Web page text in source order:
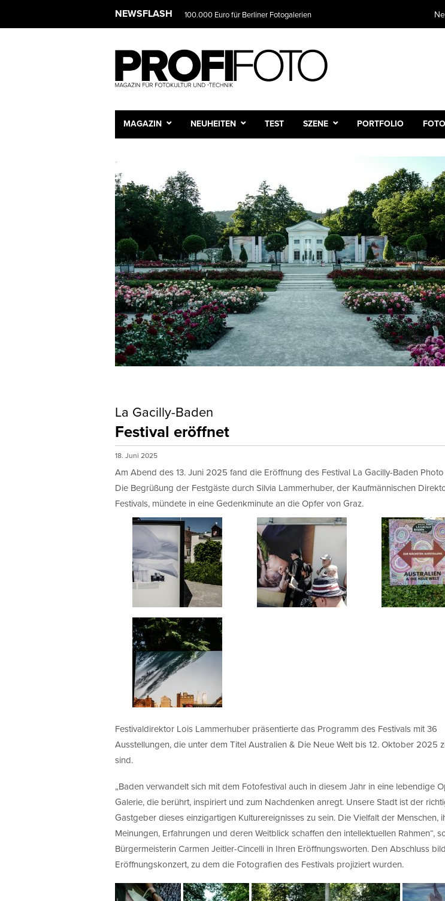
NEWSFLASH 100.000 Euro für Berliner Fotogalerien
MAGAZIN NEUHEITEN TEST SZENE PORTFOLIO
La Gacilly-Baden
Festival eröffnet
18. Juni 2025
Am Abend des 13. Juni 2025 fand die Eröffnung des Festival La Gacilly-Baden
Die Begrüßung der Festgäste durch Silvia Lammerhuber, der Kaufmännischen
Festivals, mündete in eine Gedenkminute an die Opfer von Graz.
Festivaldirektor Lois Lammerhuber präsentierte das Programm des Festivals mit 36
Ausstellungen, die unter dem Titel Australien & Die Neue Welt bis 12. Oktober 2025
sind.
„Baden verwandelt sich mit dem Fotofestival auch in diesem Jahr in eine lebendige
Galerie, die berührt, inspiriert und zum Nachdenken anregt. Unsere Stadt ist der
Gastgeber dieses einzigartigen Kulturereignisses zu sein. Die Vielfalt der Menschen,
Meinungen, Erfahrungen und deren Weitblick schaffen den intellektuellen Rahmen“,
Bürgermeisterin Carmen Jeitler-Cincelli in Ihren Eröffnungsworten. Den Abschluss
Eröffnungskonzert, zu dem die Fotografien des Festivals projiziert wurden.